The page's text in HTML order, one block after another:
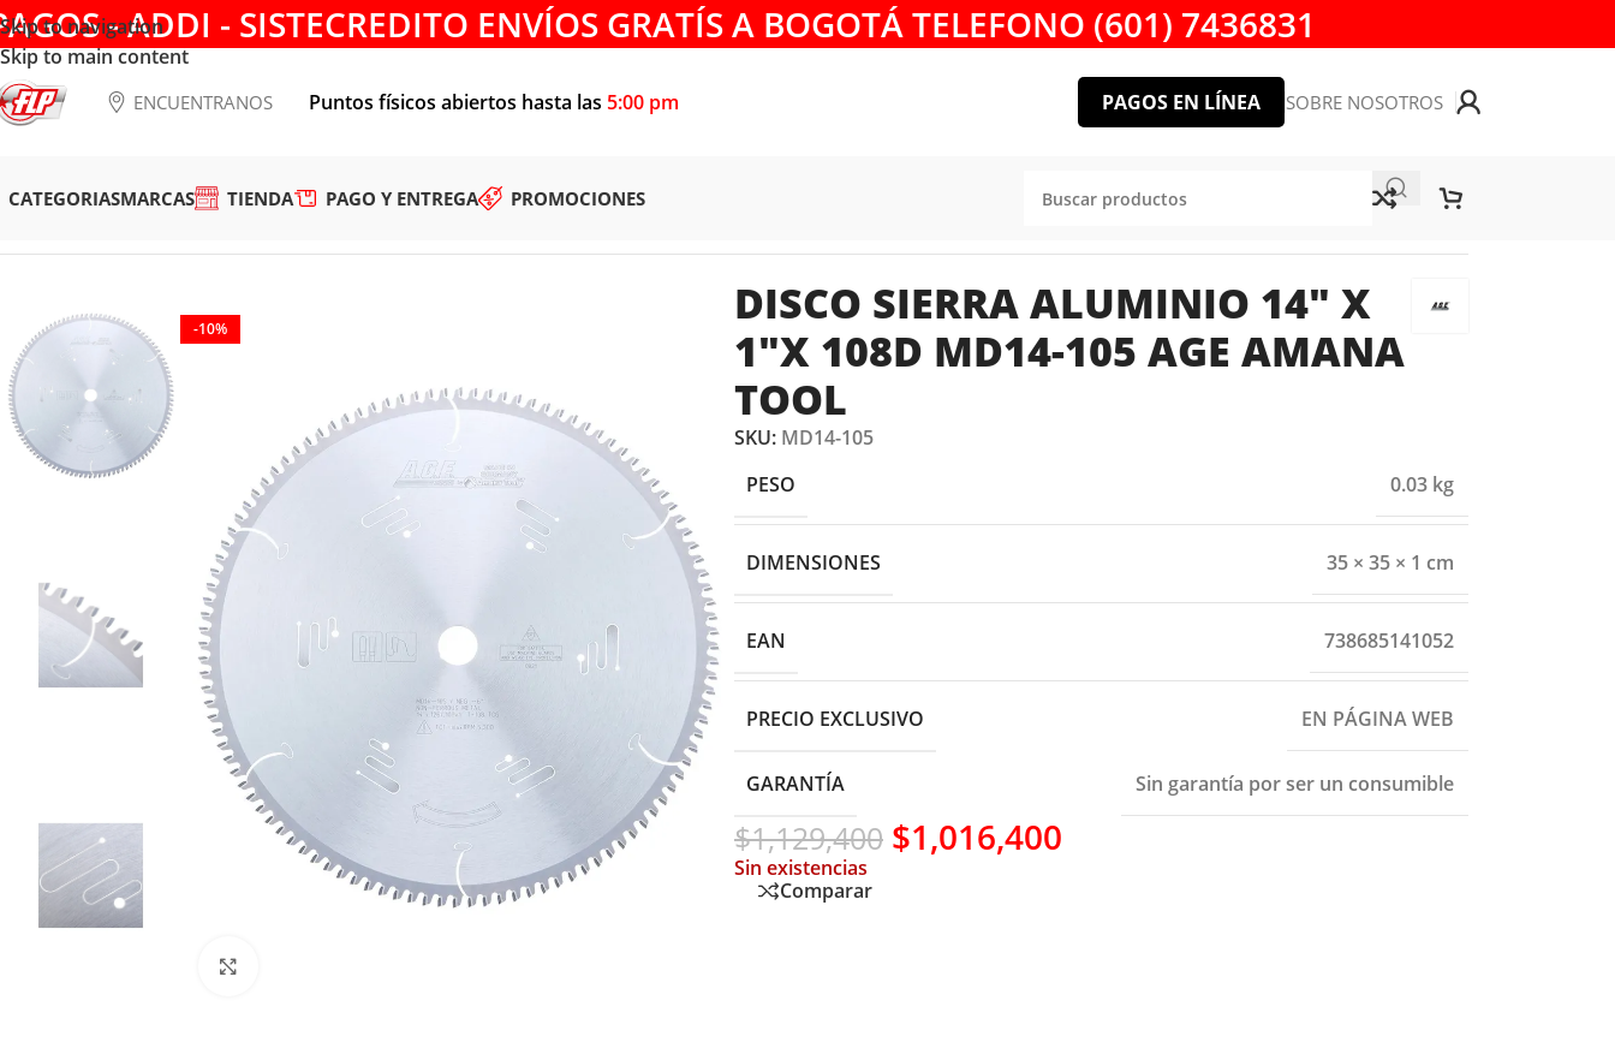
Skip to navigation
Skip to main content
- ADDI - SISTECREDITO ENVÍOS GRATÍS A BOGOTÁ TELEFONO (601) 7436831
ENCUENTRANOS Puntos físicos abiertos hasta las 5:00 pm PAGOS EN LÍNEA SOBRE NOSOTROS
CATEGORIASMARCAS TIENDA PAGO Y ENTREGA PROMOCIONES
-10%
DISCO SIERRA ALUMINIO 14″ X
1″X 108D MD14-105 AGE AMANA
TOOL
SKU: MD14-105
PESO
0.03 kg
DIMENSIONES 35 × 35 × 1 cm
EAN 738685141052
PRECIO EXCLUSIVO EN PÁGINA WEB
GARANTÍA Sin garantía por ser un consumible
$1,129,400 $1,016,400
Sin existencias
Comparar